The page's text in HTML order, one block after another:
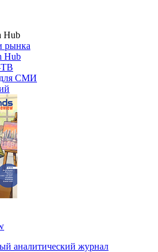
Hub
рынка
Hub
ТВ
для СМИ
аналитический журнал